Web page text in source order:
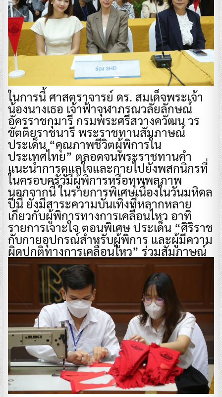
ในการนี้ ศาสตราจารย์ ดร. สมเด็จพระเจ้า
น้องนางเธอ เจ้าฟ้าจุฬาภรณวลัยลักษณ์
อัครราชกุมารี กรมพระศรีสวางควัฒน วร
ขัตติยราชนารี พระราชทานสัมภาษณ์
ประเด็น “คุณภาพชีวิตผู้พิการใน
ประเทศไทย” ตลอดจนพระราชทานคำ
แนะนำการดูแลใจและกายไปยังพสกนิกรที่
ในครอบครัวมีผู้พิการหรือทุพพลภาพ
นอกจากนี้ ในรายการพิเศษเนื่องในวันมหิดล
ปีนี้ ยังมีสาระความบันเทิงที่หลากหลาย
เกี่ยวกับผู้พิการทางการเคลื่อนไหว อาทิ
รายการเจาะใจ ตอนพิเศษ ประเด็น “ศิริราช
กับกายอุปกรณ์สำหรับผู้พิการ และผู้มีความ
ผิดปกติทางการเคลื่อนไหว” ร่วมสัมภาษณ์